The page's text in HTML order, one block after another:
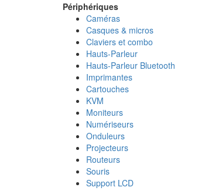
Périphériques
Caméras
Casques & micros
Claviers et combo
Hauts-Parleur
Hauts-Parleur Bluetooth
Imprimantes
Cartouches
KVM
Moniteurs
Numériseurs
Onduleurs
Projecteurs
Routeurs
Souris
Support LCD